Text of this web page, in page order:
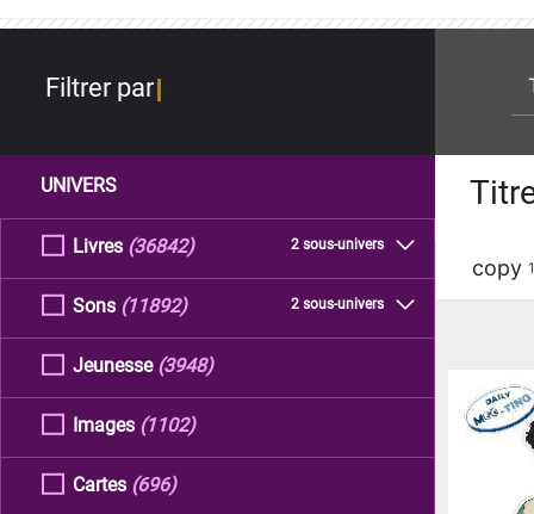
Filtrer par
UNIVERS
Livres 2 sous-univers
(36842)
Sons 2 sous-univers
(11892)
Jeunesse (3948)
Images (1102)
Cartes (696)
copy